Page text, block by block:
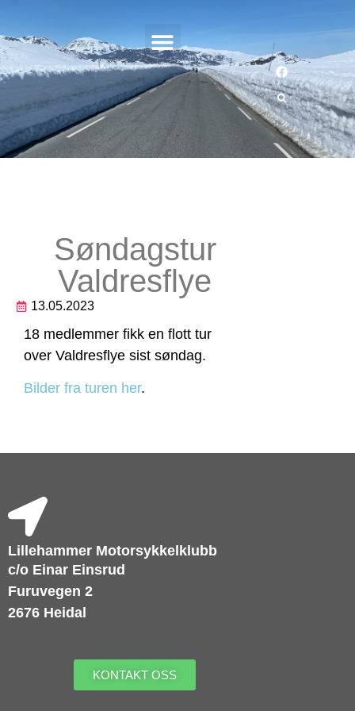
Søndagstur
Valdresflye
13.05.2023
18 medlemmer fikk en flott tur
over Valdresflye sist søndag.
Bilder fra turen her.
Lillehammer Motorsykkelklubb
c/o Einar Einsrud
Furuvegen 2
2676 Heidal
KONTAKT OSS